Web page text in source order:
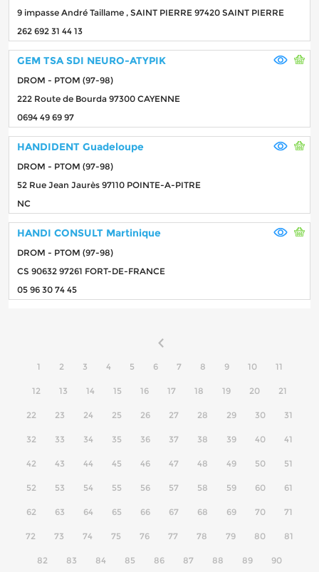
9 impasse André Taillame , SAINT PIERRE 97420 SAINT PIERRE
262 692 31 44 13
GEM TSA SDI NEURO-ATYPIK
DROM - PTOM (97-98)
222 Route de Bourda 97300 CAYENNE
0694 49 69 97
HANDIDENT Guadeloupe
DROM - PTOM (97-98)
52 Rue Jean Jaurès 97110 POINTE-A-PITRE
NC
HANDI CONSULT Martinique
DROM - PTOM (97-98)
CS 90632 97261 FORT-DE-FRANCE
05 96 30 74 45
1 2 3 4 5 6 7 8 9 10 11
12 13 14 15 16 17 18 19 20 21
22 23 24 25 26 27 28 29 30 31
32 33 34 35 36 37 38 39 40 41
42 43 44 45 46 47 48 49 50 51
52 53 54 55 56 57 58 59 60 61
62 63 64 65 66 67 68 69 70 71
72 73 74 75 76 77 78 79 80 81
82 83 84 85 86 87 88 89 90